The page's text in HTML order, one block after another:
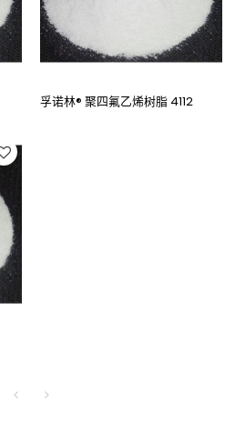
孚诺林® 聚四氟乙烯树脂 4112